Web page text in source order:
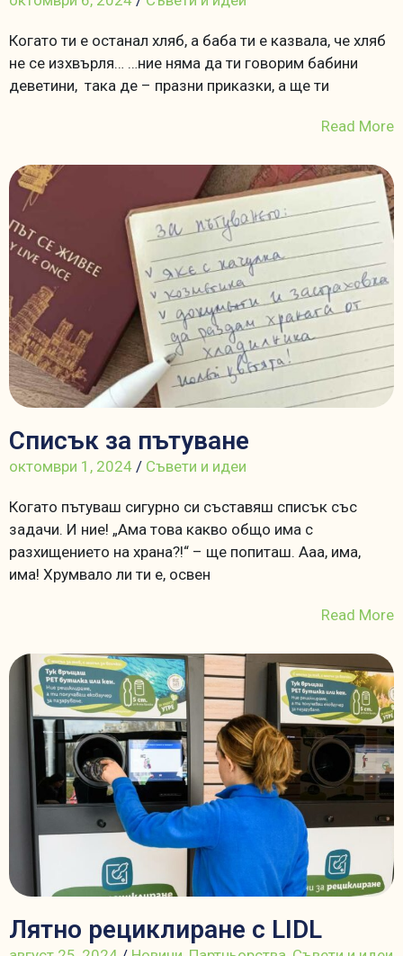
Когато ти е останал хляб, а баба ти е казвала, че хляб
не се изхвърля… …ние няма да ти говорим бабини
деветини, така де – празни приказки, а ще ти
Read More
Списък за пътуване
октомври 1, 2024 / Съвети и идеи
Когато пътуваш сигурно си съставяш списък със
задачи. И ние! „Ама това какво общо има с
разхищението на храна?!“ – ще попиташ. Ааа, има,
има! Хрумвало ли ти е, освен
Read More
Лятно рециклиране с LIDL